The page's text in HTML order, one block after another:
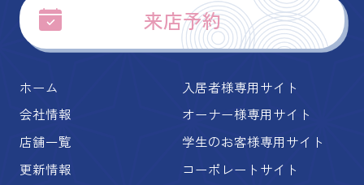
来店予約
ホーム
会社情報
店舗一覧
更新情報
入居者様専用サイト
オーナー様専用サイト
学生のお客様専用サイト
コーポレートサイト